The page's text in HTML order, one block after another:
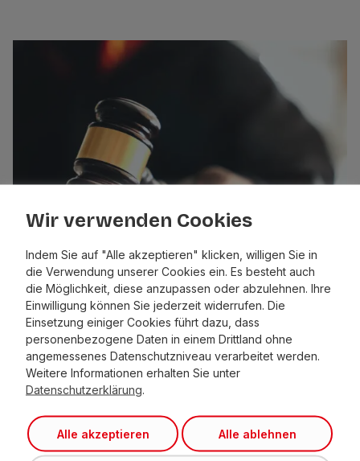
OIG-Schultz-Geheimdeal geplatzt
Wir verwenden Cookies
Indem Sie auf "Alle akzeptieren" klicken, willigen Sie in
die Verwendung unserer Cookies ein. Es besteht auch
die Möglichkeit, diese anzupassen oder abzulehnen. Ihre
Einwilligung können Sie jederzeit widerrufen. Die
Einsetzung einiger Cookies führt dazu, dass
personenbezogene Daten in einem Drittland ohne
angemessenes Datenschutzniveau verarbeitet werden.
Weitere Informationen erhalten Sie unter
Datenschutzerklärung
Alle akzeptieren Alle ablehnen